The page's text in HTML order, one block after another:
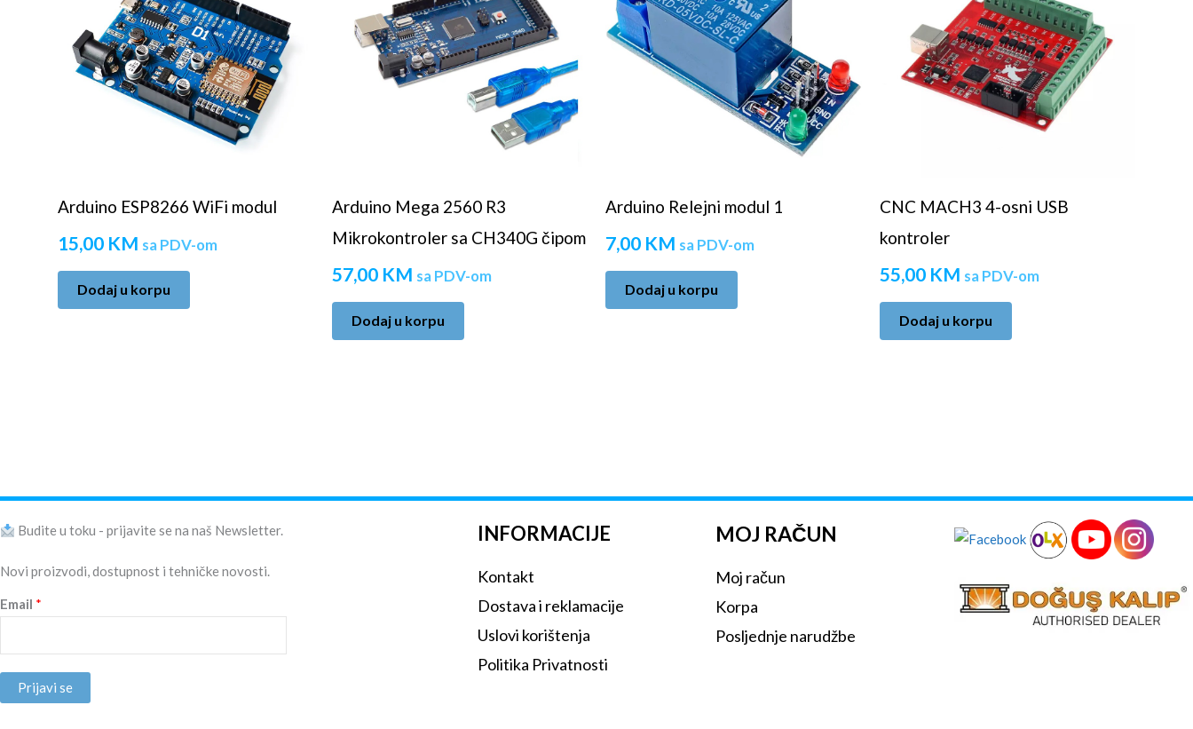
Arduino ESP8266 WiFi modul
15,00 KM sa PDV-om
Dodaj u korpu
Arduino Mega 2560 R3
Mikrokontroler sa CH340G čipom
57,00 KM sa PDV-om
Dodaj u korpu
Arduino Relejni modul 1
7,00 KM sa PDV-om
Dodaj u korpu
CNC MACH3 4-osni USB
kontroler
55,00 KM sa PDV-om
Dodaj u korpu
Budite u toku - prijavite se na naš Newsletter.
Novi proizvodi, dostupnost i tehničke novosti.
Email *
Prijavi se
INFORMACIJE
Kontakt
Dostava i reklamacije
Uslovi korištenja
Politika Privatnosti
MOJ RAČUN
Moj račun
Korpa
Posljednje narudžbe